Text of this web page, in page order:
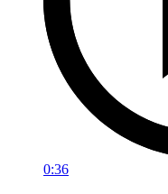
0:36